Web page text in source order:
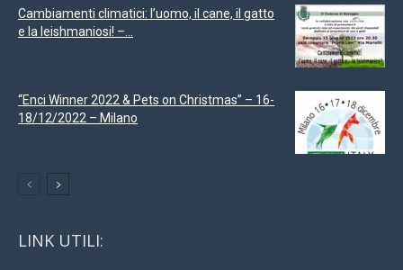
Cambiamenti climatici: l’uomo, il cane, il gatto
e la leishmaniosi! –...
“Enci Winner 2022 & Pets on Christmas” – 16-
18/12/2022 – Milano
LINK UTILI: